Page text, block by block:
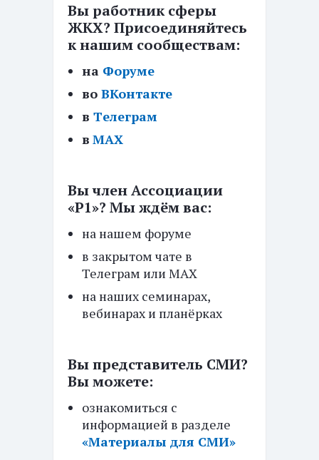
Вы работник сферы
ЖКХ? Присоединяйтесь
к нашим сообществам:
на Форуме
во ВКонтакте
в Tелеграм
в МАХ
Вы член Ассоциации
«Р1»? Мы ждём вас:
на нашем форуме
в закрытом чате в
Телеграм или МАХ
на наших семинарах,
вебинарах и планёрках
Вы представитель СМИ?
Вы можете:
ознакомиться с
информацией в разделе
«Материалы для СМИ»